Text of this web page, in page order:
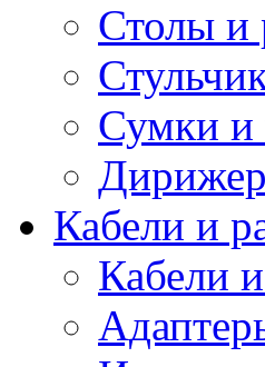
Столы и
Сумки и
Кабели и
Кабели